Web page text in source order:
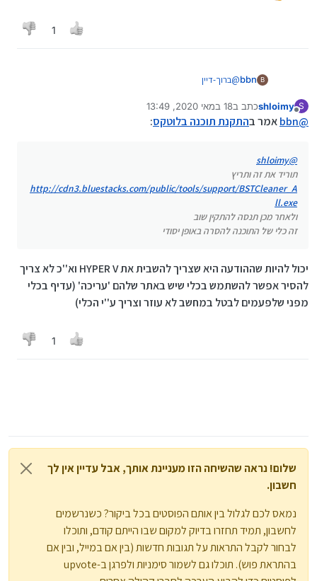
1
B
bbn
@ברוך-דיין
http://cdn3.bluestacks.com/public/tools/support/BSTCl
eaner_All.exe
S
מנותק
shloimyכתב ב18 במאי 2020, 13:49
נערך לאחרונה על ידי shloimy
@
bbnאמר בהתקנת תוכנה בלוטקס:
@
shloimy
תוריד את זה ותריץ
http://cdn3.bluestacks.com/public/tools/support/BSTCleaner_A
ll.exe
ולאחר מכן תנסה להתקין שוב
זה כלי של התוכנה להסרה באופן יסודי
יכול להיות שההודעה היא שצריך להשבית את HYPER V וא''כ לא צריך
להסיר אפשר להשתמש בכלי שיש באתר שלהם 'עריכה' (עדיף בכלי
מפני שלפעמים לבטל במחשב לא עוזר וצריך ע''י הכלי)
1
שלום! נראה שהשיחה הזו מעניינת אותך, אבל עדיין אין לך
חשבון.
נמאס לכם לגלול בין אותם הפוסטים בכל ביקור? כשנרשמים
לחשבון, תמיד תחזרו בדיוק למקום שבו הייתם קודם, ותוכלו
לבחור לקבל התראות על תגובות חדשות (בין אם במייל, ובין אם
בהתראת פוש). תוכלו גם לשמור סימניות ולפרגן ב-upvote